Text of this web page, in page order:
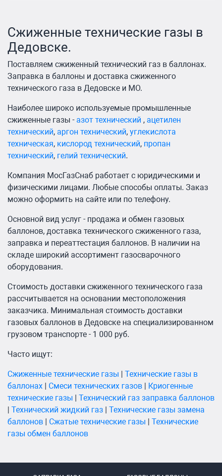
Сжиженные технические газы в
Дедовске.
Поставляем сжиженный технический газ в баллонах.
Заправка в баллоны и доставка сжиженного
технического газа в Дедовске и МО.
Наиболее широко используемые промышленные
сжиженные газы - азот технический , ацетилен
технический, аргон технический, углекислота
техническая, кислород технический, пропан
технический, гелий технический.
Компания МосГазСнаб работает с юридическими и
физическими лицами. Любые способы оплаты. Заказ
можно оформить на сайте или по телефону.
Основной вид услуг - продажа и обмен газовых
баллонов, доставка технического сжиженного газа,
заправка и переаттестация баллонов. В наличии на
складе широкий ассортимент газосварочного
оборудования.
Стоимость доставки сжиженного технического газа
рассчитывается на основании местоположения
заказчика. Минимальная стоимость доставки
газовых баллонов в Дедовске на специализированном
грузовом транспорте - 1 000 руб.
Часто ищут:
Cжиженные технические газы | Технические газы в
баллонах | Смеси технических газов | Криогенные
технические газы | Технический газ заправка баллонов
| Технический жидкий газ | Технические газы замена
баллонов | Сжатые технические газы | Технические
газы обмен баллонов